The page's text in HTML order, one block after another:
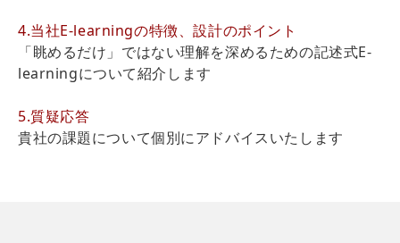
4.当社E-learningの特徴、設計のポイント
「眺めるだけ」ではない理解を深めるための記述式E-
learningについて紹介します
5.質疑応答
貴社の課題について個別にアドバイスいたします